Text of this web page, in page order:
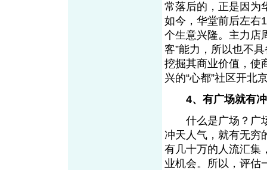
常落后的，正是因为
如今，华堂前后左右
个生意兴隆。主力店
客”能力，所以也不
挖掘其商业价值，使
兴的“心都”社区开北
4、有广场就有
什么是广场？广场
冲天人气，就有无穷
有几十万的人流汇集
业机会。所以，评估